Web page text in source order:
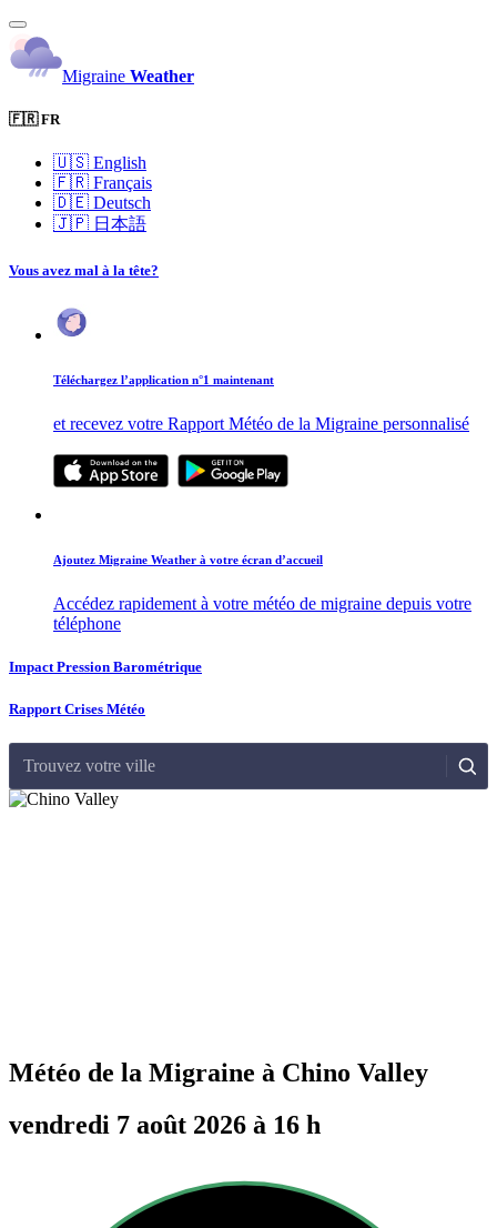
Migraine Weather
🇫🇷 FR
🇺🇸 English
🇫🇷 Français
🇩🇪 Deutsch
🇯🇵 日本語
Vous avez mal à la tête?
Téléchargez l’application n°1 maintenant
et recevez votre Rapport Météo de la Migraine personnalisé
Ajoutez Migraine Weather à votre écran d’accueil
Accédez rapidement à votre météo de migraine depuis votre
téléphone
Impact Pression Barométrique
Rapport Crises Météo
Trouvez votre ville
Météo de la Migraine à Chino Valley
vendredi 7 août 2026 à 16 h